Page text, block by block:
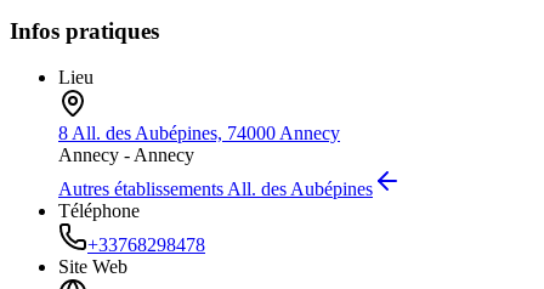
Infos pratiques
Lieu
8 All. des Aubépines, 74000 Annecy
Annecy - Annecy
Autres établissements All. des Aubépines
Téléphone
+33768298478
Site Web